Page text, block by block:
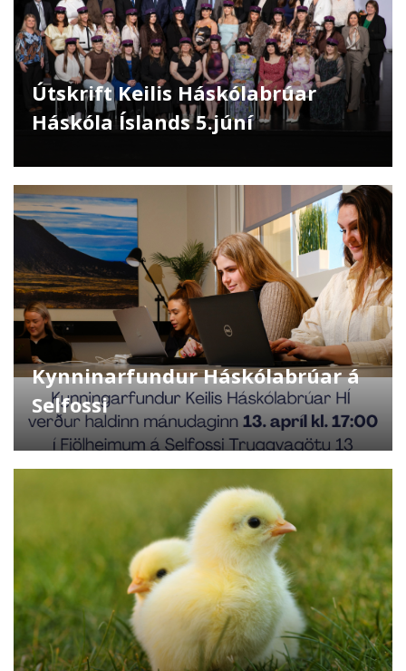
Útskrift Keilis Háskólabrúar
Háskóla Íslands 5.júní
Kynninarfundur Háskólabrúar á
Selfossi